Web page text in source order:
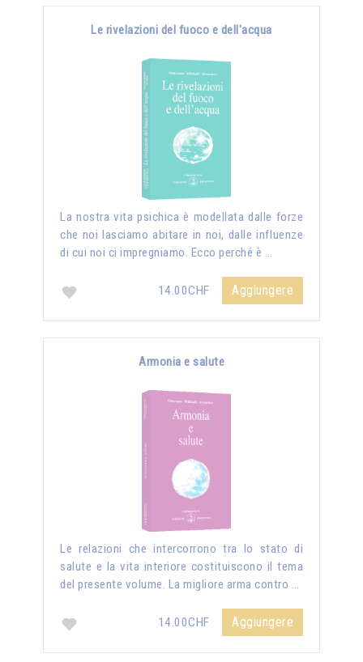
Le rivelazioni del fuoco e dell'acqua
La nostra vita psichica è modellata dalle forze
che noi lasciamo abitare in noi, dalle influenze
di cui noi ci impregniamo. Ecco perché è …
14.00CHF Aggiungere
Armonia e salute
Le relazioni che intercorrono tra lo stato di
salute e la vita interiore costituiscono il tema
del presente volume. La migliore arma contro …
14.00CHF Aggiungere